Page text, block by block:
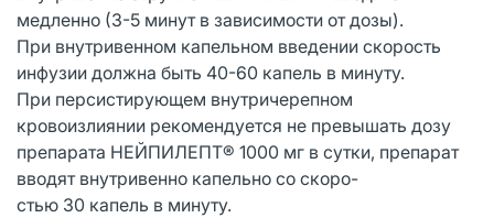
медленно (3-5 минут в зависимости от дозы).
При внутривенном капельном введении скорость
инфузии должна быть 40-60 капель в минуту.
При персистирующем внутричерепном
кровоизлиянии рекомендуется не превышать дозу
препарата НЕЙПИЛЕПТ® 1000 мг в сутки, препарат
вводят внутривенно капельно со скоро-
стью 30 капель в минуту.